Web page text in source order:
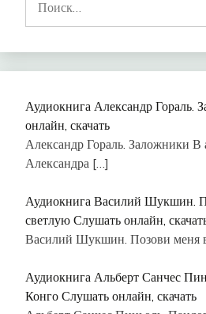
Аудиокнига Александр Гораль.
онлайн, скачать
Александр Гораль. Заложники В
Александра […]
Аудиокнига Василий Шукшин.
светлую Слушать онлайн,
Василий Шукшин. Позови меня
Аудиокнига Альберт Санчес
Конго Слушать онлайн, скачать